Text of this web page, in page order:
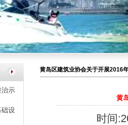
示
设
黄岛区建筑业协会关于开展2016
黄
时间